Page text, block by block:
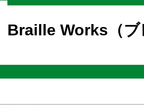
Braille Works（ブ